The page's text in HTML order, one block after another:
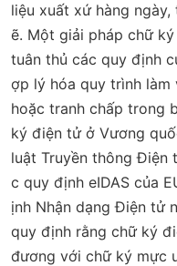
liệu xuất xứ hàng
ẽ. Một giải pháp chữ
tuân thủ các quy định
ợp lý hóa quy trình làm
hoặc tranh chấp trong
ký điện tử ở Vương
luật Truyền thông Điện
c quy định eIDAS của
ịnh Nhận dạng Điện tử
quy định rằng chữ ký
đương với chữ ký mực